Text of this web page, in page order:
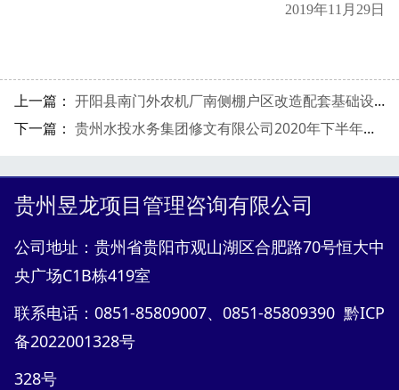
2019年11 月 29日
上一篇： 开阳县南门外农机厂南侧棚户区改造配套基础设施建设新天地小学项目勘察成交供应商公示
下一篇： 贵州水投水务集团修文有限公司2020年下半年水表采购
贵州昱龙项目管理咨询有限公司
公司地址：贵州省贵阳市观山湖区合肥路70号恒大中
央广场C1B栋419室
联系电话：0851-85809007、0851-85809390 黔ICP
备2022001328号
328号